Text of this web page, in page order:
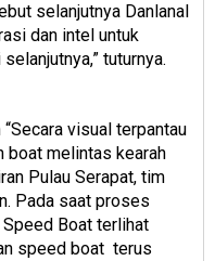
selanjutnya Danlanal
dan intel untuk
tuturnya.
visual terpantau
boat melintas kearah
Pulau Serapat, tim
Pada saat proses
Boat terlihat
speed boat terus